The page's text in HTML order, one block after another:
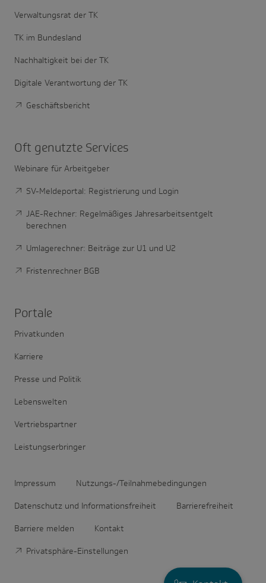
Verwaltungsrat der TK
TK im Bundesland
Nachhaltigkeit bei der TK
Digitale Verantwortung der TK
Geschäftsbericht
Oft genutzte Services
Webinare für Arbeitgeber
SV-Meldeportal: Registrierung und Login
JAE-Rechner: Regelmäßiges Jahresarbeitsentgelt
berechnen
Umlagerechner: Beiträge zur U1 und U2
Fristenrechner BGB
Portale
Privatkunden
Karriere
Presse und Politik
Lebenswelten
Vertriebspartner
Leistungserbringer
Impressum Nutzungs-/Teilnahmebedingungen
Datenschutz und Informationsfreiheit Barrierefreiheit
Barriere melden Kontakt
Privatsphäre-Einstellungen